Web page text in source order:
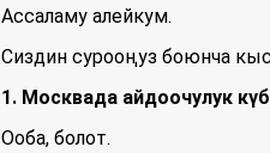
Ассаламу алейкум.
Сиздин сурооңуз боюнча
1. Москвада айдоочулук
Ооба, болот.